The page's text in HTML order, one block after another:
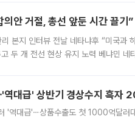
의안 거절, 총선 앞둔 시간 끌기”
본지 인터뷰 전날 네타냐후 “미국과
두 개 전선 현상 유지 노력 베냐민 네
역대급' 상반기 경상수지 흑자
'역대급'⋯상품수출도 첫 1000억달러